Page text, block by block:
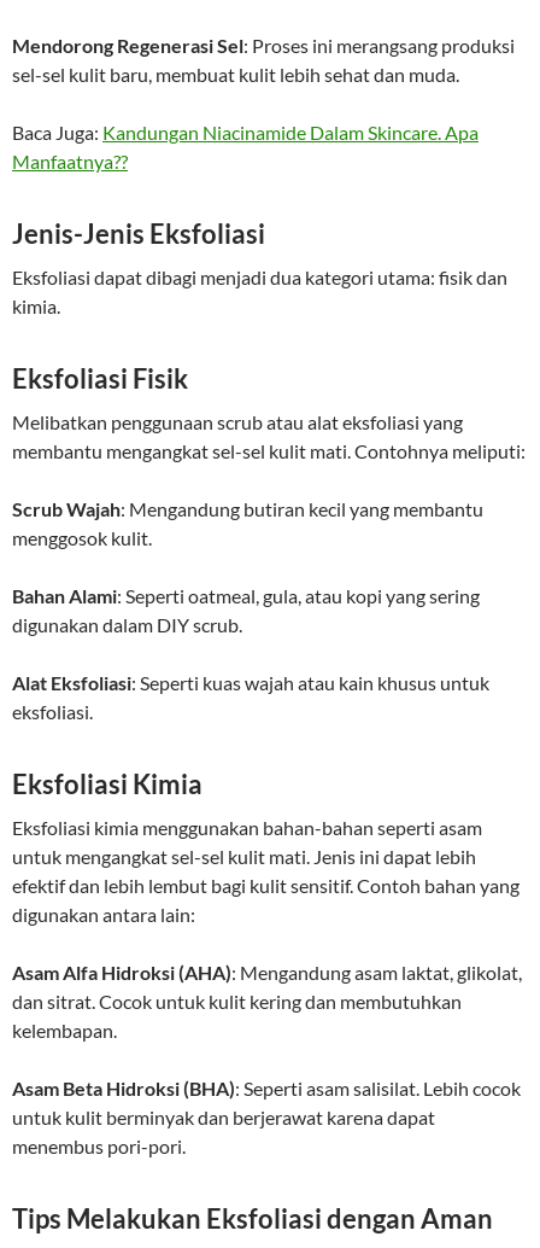
Mendorong Regenerasi Sel: Proses ini merangsang produksi
sel-sel kulit baru, membuat kulit lebih sehat dan muda.
Baca Juga: Kandungan Niacinamide Dalam Skincare. Apa
Manfaatnya??
Jenis-Jenis Eksfoliasi
Eksfoliasi dapat dibagi menjadi dua kategori utama: fisik dan
kimia.
Eksfoliasi Fisik
Melibatkan penggunaan scrub atau alat eksfoliasi yang
membantu mengangkat sel-sel kulit mati. Contohnya meliputi:
Scrub Wajah: Mengandung butiran kecil yang membantu
menggosok kulit.
Bahan Alami: Seperti oatmeal, gula, atau kopi yang sering
digunakan dalam DIY scrub.
Alat Eksfoliasi: Seperti kuas wajah atau kain khusus untuk
eksfoliasi.
Eksfoliasi Kimia
Eksfoliasi kimia menggunakan bahan-bahan seperti asam
untuk mengangkat sel-sel kulit mati. Jenis ini dapat lebih
efektif dan lebih lembut bagi kulit sensitif. Contoh bahan yang
digunakan antara lain:
Asam Alfa Hidroksi (AHA): Mengandung asam laktat, glikolat,
dan sitrat. Cocok untuk kulit kering dan membutuhkan
kelembapan.
Asam Beta Hidroksi (BHA): Seperti asam salisilat. Lebih cocok
untuk kulit berminyak dan berjerawat karena dapat
menembus pori-pori.
Tips Melakukan Eksfoliasi dengan Aman